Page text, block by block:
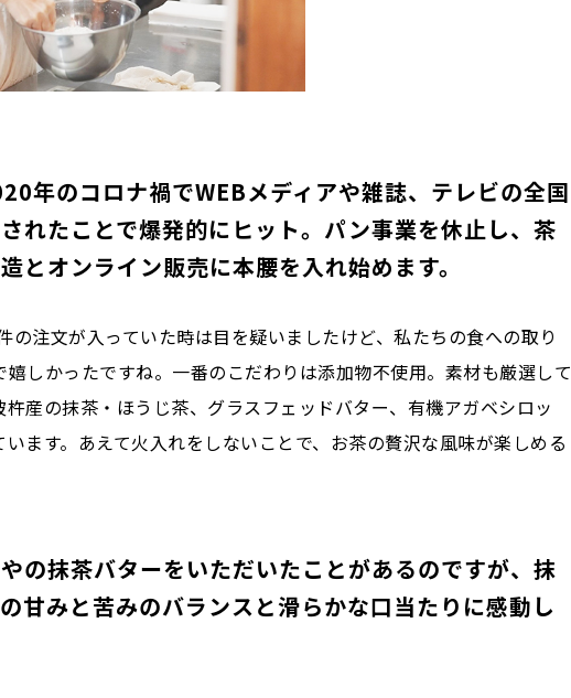
年のコロナ禍でWEBメディアや雑誌、テレビの全国
れたことで爆発的にヒット。パン事業を休止し、茶
とオンライン販売に本腰を入れ始めます。
の注文が入っていた時は目を疑いましたけど、私たちの食への取り
しかったですね。一番のこだわりは添加物不使用。素材も厳選して
産の抹茶・ほうじ茶、グラスフェッドバター、有機アガベシロッ
ます。あえて火入れをしないことで、お茶の贅沢な風味が楽しめる
の抹茶バターをいただいたことがあるのですが、抹
甘みと苦みのバランスと滑らかな口当たりに感動し